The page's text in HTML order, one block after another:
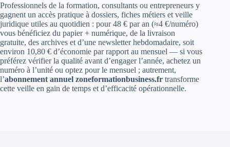
Professionnels de la formation, consultants ou entrepreneurs y
gagnent un accès pratique à dossiers, fiches métiers et veille
juridique utiles au quotidien : pour 48 € par an (≈4 €/numéro)
vous bénéficiez du papier + numérique, de la livraison
gratuite, des archives et d’une newsletter hebdomadaire, soit
environ 10,80 € d’économie par rapport au mensuel — si vous
préférez vérifier la qualité avant d’engager l’année, achetez un
numéro à l’unité ou optez pour le mensuel ; autrement,
l’abonnement annuel zoneformationbusiness.fr transforme
cette veille en gain de temps et d’efficacité opérationnelle.